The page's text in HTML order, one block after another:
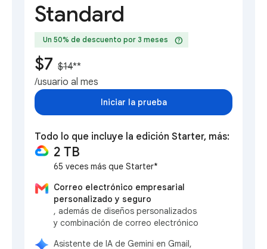
Standard
Un 50% de descuento por 3 meses help
$7 $14**
/usuario al mes
Iniciar la prueba
Todo lo que incluye la edición Starter, más:
2 TB
65 veces más que Starter*
Correo electrónico empresarial
personalizado y seguro
, además de diseños personalizados
y combinación de correo electrónico
Asistente de IA de Gemini en Gmail,